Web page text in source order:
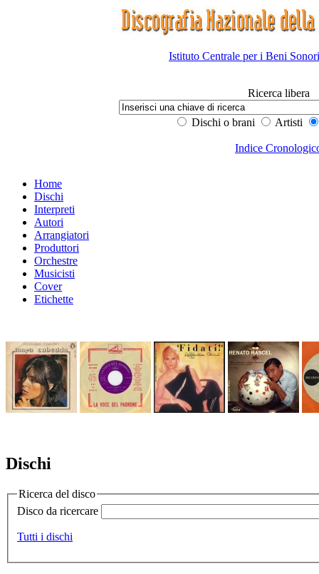
Istituto Centrale per i Beni
Ricerca libera
Dischi o brani Artisti
Indice
Home
Dischi
Interpreti
Autori
Arrangiatori
Produttori
Orchestre
Musicisti
Cover
Etichette
Dischi
Ricerca del disco
Disco da ricercare
Tutti i dischi